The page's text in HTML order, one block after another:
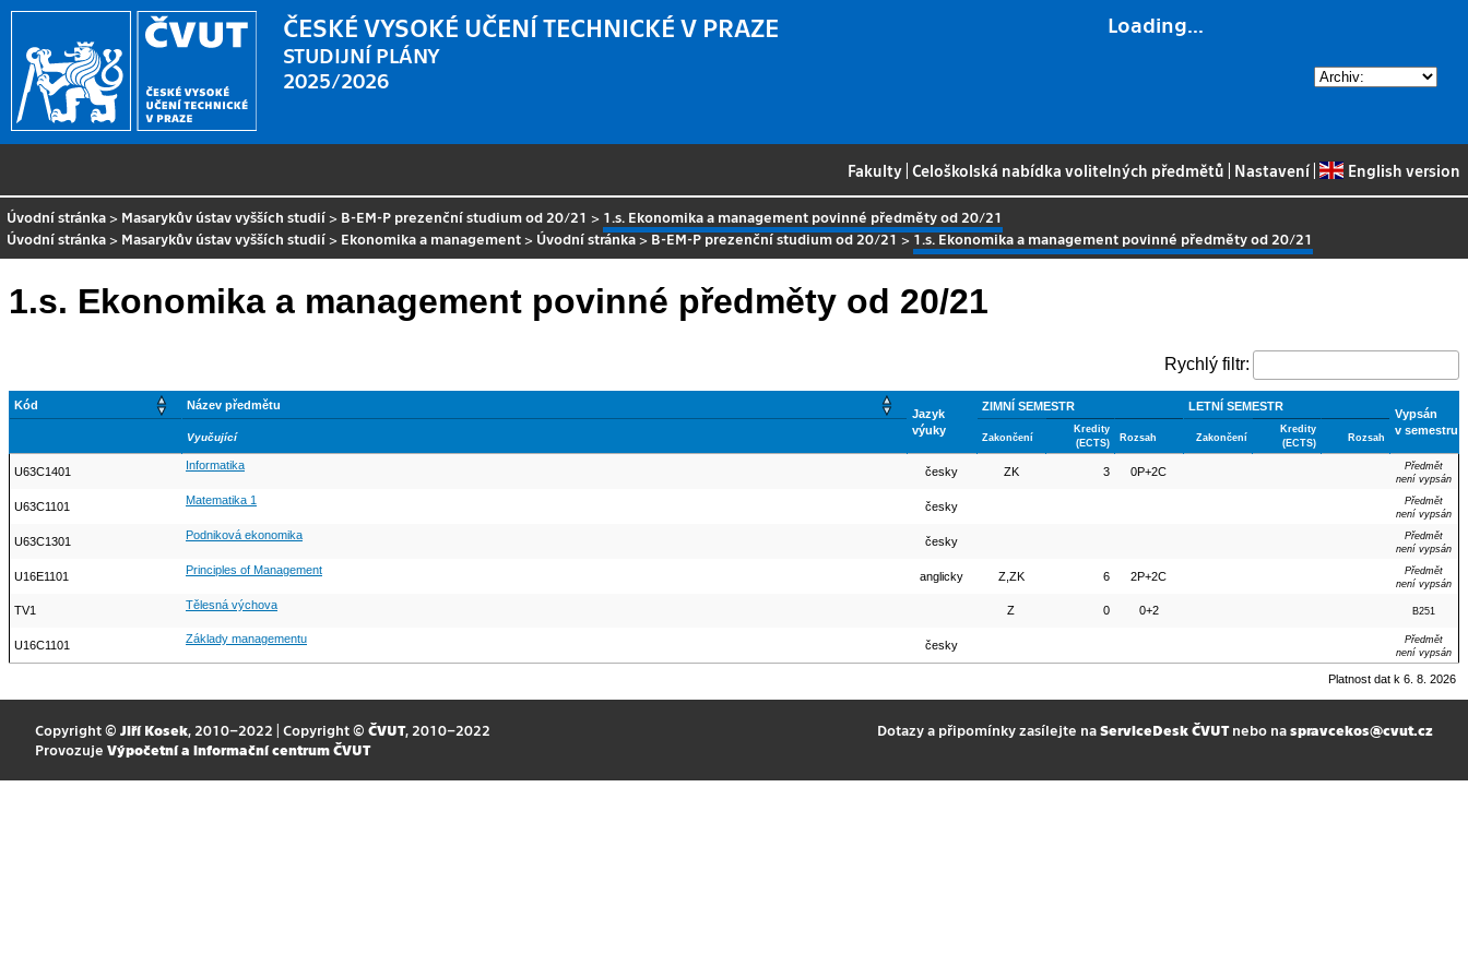
Loading...
ČESKÉ VYSOKÉ UČENÍ TECHNICKÉ V PRAZE
STUDIJNÍ PLÁNY
2025/2026
Fakulty |Celoškolská nabídka volitelných předmětů Nastavení| English version
Úvodní stránka > Masarykův ústav vyšších studií > B-EM-P prezenční studium od 20/21 > 1.s. Ekonomika a management povinné předměty od 20/21
Úvodní stránka > Masarykův ústav vyšších studií > Ekonomika a management > Úvodní stránka>B-EM-P prezenční studium od 20/21>1.s. Ekonomika a management povinné předměty od 20/21
1.s. Ekonomika a management povinné předměty od 20/21
Rychlý filtr:
Kód Název předmětu
Jazyk
výuky
ZIMNÍ SEMESTR LETNÍ SEMESTR
Vypsán
v semestru
Vyučující Zakončení
Kredity
(ECTS)
Rozsah Zakončení
Kredity
(ECTS)
Rozsah
U63C1401 Informatika česky ZK 3 0P+2C
Předmět
není vypsán
U63C1101 Matematika 1 česky
Předmět
není vypsán
U63C1301 Podniková ekonomika česky
Předmět
není vypsán
U16E1101 Principles of Management anglicky Z,ZK 6 2P+2C
Předmět
není vypsán
TV1 Tělesná výchova Z 0 0+2 B251
U16C1101 Základy managementu česky
Předmět
není vypsán
Platnost dat k 6. 8. 2026
Copyright © Jiří Kosek, 2010–2022 | Copyright © ČVUT, 2010–2022
Provozuje Výpočetní a informační centrum ČVUT
Dotazy a připomínky zasílejte naServiceDesk ČVUTnebo naspravcekos@cvut.cz